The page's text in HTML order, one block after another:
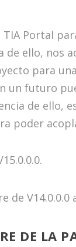
Portal
ello, nos
para
un futuro
de ello,
poder
V14.0.0.0
DE LA